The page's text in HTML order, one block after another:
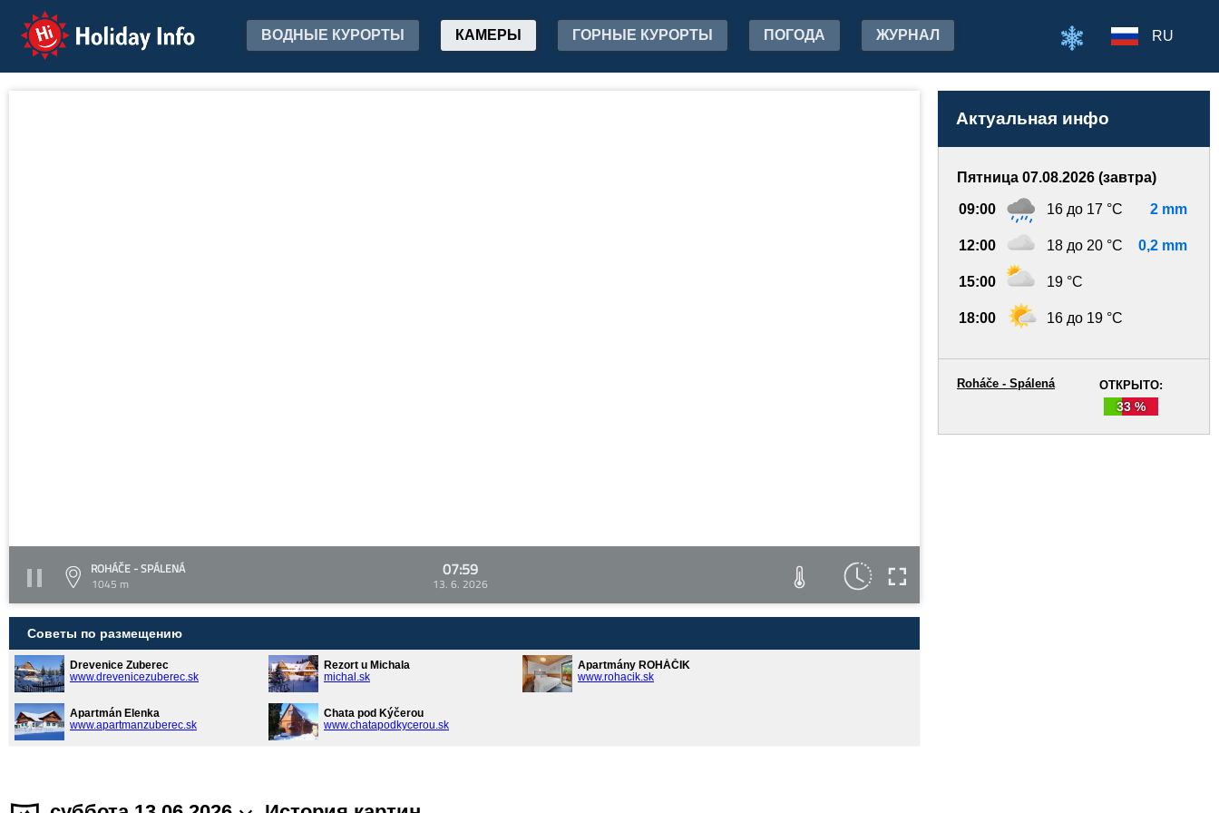
Holiday Info ВОДНЫЕ КУРОРТЫ КАМЕРЫ ГОРНЫЕ КУРОРТЫ ПОГОДА ЖУРНАЛ RU
ROHÁČE - SPÁLENÁ
1045 m
07:59
13. 6. 2026
Советы по размещению
Drevenice Zuberec
www.drevenicezuberec.sk
Rezort u Michala
michal.sk
Apartmány ROHÁČIK
www.rohacik.sk
Apartmán Elenka
www.apartmanzuberec.sk
Chata pod Kýčerou
www.chatapodkycerou.sk
Актуальная инфо
Пятница 07.08.2026 (завтра)
09:00 16 до 17 °C 2 mm
12:00 18 до 20 °C 0,2 mm
15:00 19 °C
18:00 16 до 19 °C
ОТКРЫТО:
33 %
Roháče - Spálená